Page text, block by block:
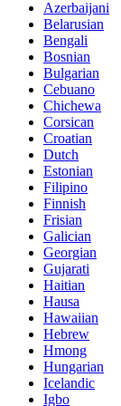
Azerbaijani
Belarusian
Bengali
Bosnian
Bulgarian
Cebuano
Chichewa
Corsican
Croatian
Dutch
Estonian
Filipino
Finnish
Frisian
Galician
Georgian
Gujarati
Haitian
Hausa
Hawaiian
Hebrew
Hmong
Hungarian
Icelandic
Igbo